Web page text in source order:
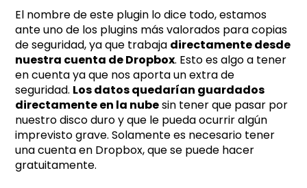
El nombre de este plugin lo dice todo, estamos
ante uno de los plugins más valorados para copias
de seguridad, ya que trabaja directamente desde
nuestra cuenta de Dropbox. Esto es algo a tener
en cuenta ya que nos aporta un extra de
seguridad. Los datos quedarían guardados
directamente en la nubesin tener que pasar por
nuestro disco duro y que le pueda ocurrir algún
imprevisto grave. Solamente es necesario tener
una cuenta en Dropbox, que se puede hacer
gratuitamente.